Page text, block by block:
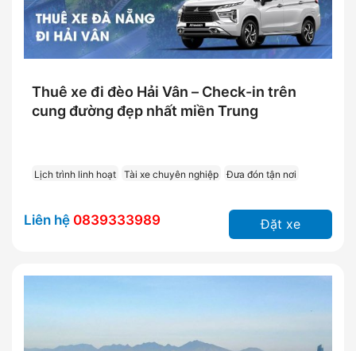
Thuê xe đi đèo Hải Vân – Check-in trên
cung đường đẹp nhất miền Trung
Lịch trình linh hoạt Tài xe chuyên nghiệp Đưa đón tận nơi
Liên hệ 0839333989 Đặt xe